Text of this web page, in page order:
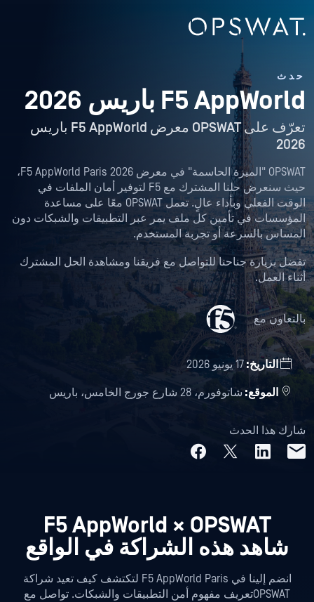
حدث
F5 AppWorld باريس 2026
تعرّف على OPSWAT معرض F5 AppWorld باريس
2026
OPSWAT "الميزة الحاسمة" في معرض F5 AppWorld Paris 2026،
حيث سنعرض حلنا المشترك مع F5 لتوفير أمان الملفات في
الوقت الفعلي وبأداء عالٍ. تعمل OPSWAT معًا على مساعدة
المؤسسات في تأمين كل ملف يمر عبر التطبيقات والشبكات دون
المساس بالسرعة أو تجربة المستخدم.
تفضل بزيارة جناحنا للتواصل مع فريقنا ومشاهدة الحل المشترك
أثناء العمل.
بالتعاون مع
التاريخ: 17 يونيو 2026
الموقع: شاتوفورم، 28 شارع جورج الخامس، باريس
شارك هذا الحدث
F5 AppWorld × OPSWAT
شاهد هذه الشراكة في الواقع
انضم إلينا في F5 AppWorld Paris لتكتشف كيف تعيد شراكة
OPSWATتعريف مفهوم أمن التطبيقات والشبكات. تواصل مع